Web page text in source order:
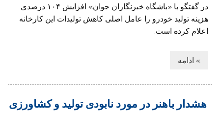
در گفتگو با «باشگاه خبرنگاران جوان» افزایش ۱۰۴ درصدی
هزینه تولید خودرو را عامل اصلی کاهش تولیدات این کارخانه
اعلام کرده است.
» ادامه
هشدار باهنر در مورد نابودی تولید و کشاورزی